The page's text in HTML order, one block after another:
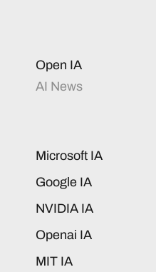
Open IA
AI News
Microsoft IA
Google IA
NVIDIA IA
Openai IA
MIT IA